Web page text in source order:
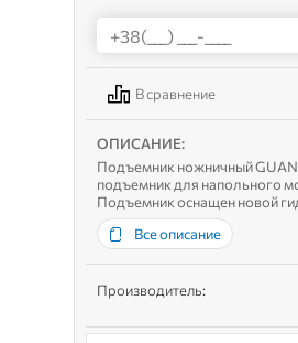
В сравнение
ОПИСАНИЕ:
Подъемник ножничный
подъемник для напольного
Подъемник оснащен новой
«парашютные» клапаны
Все описание
Производитель: